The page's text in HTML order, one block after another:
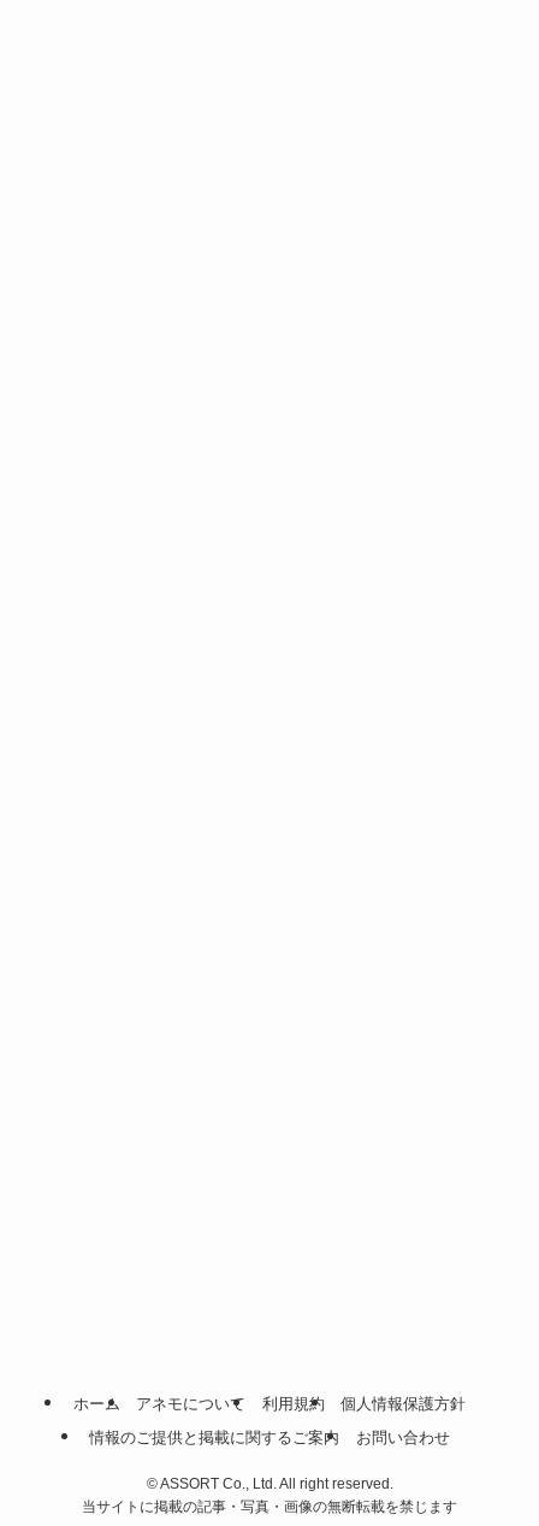
ホーム アネモについて 利用規約
個人情報保護方針
情報のご提供と掲載に関するご案内
お問い合わせ
©ASSORT Co., Ltd. All right reserved.
当サイトに掲載の記事・写真・画像の無断転載を禁じます